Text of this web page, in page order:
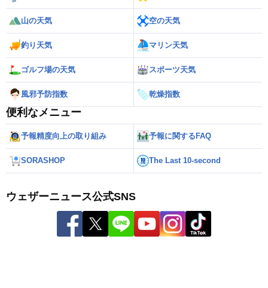
山の天気 空の天気
釣り天気 マリン天気
ゴルフ場の天気 スポーツ天気
風邪予防指数 乾燥指数
便利なメニュー
予報精度向上の取り組み 予報に関するFAQ
SORASHOP The Last 10-second
ウェザーニュース公式SNS